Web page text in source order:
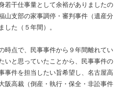
若干仕事量として余裕がありましたの
山支部の家事調停・審判事件（遺産分
した（５年間）。
時点で、民事事件から９年間離れてい
いと思っていたことから、民事事件の
事件を担当したい旨希望し、名古屋高
阪高裁（倒産・執行・保全・非訟事件